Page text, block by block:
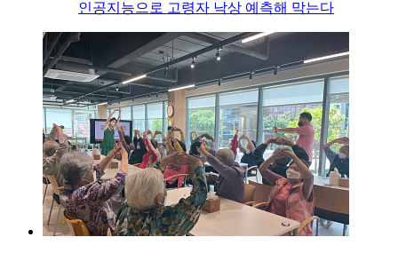
인공지능으로 고령자 낙상 예측해 막는다